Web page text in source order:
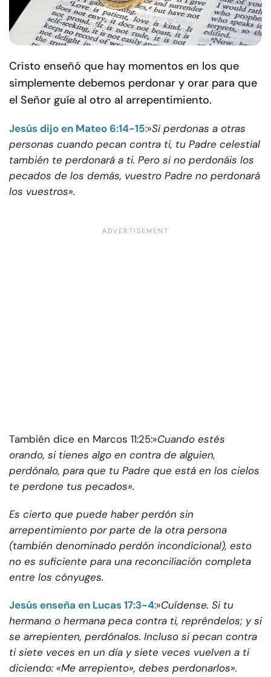
Cristo enseñó que hay momentos en los que
simplemente debemos perdonar y orar para que
el Señor guíe al otro al arrepentimiento.
Jesús dijo en Mateo 6:14-15:»Si perdonas a otras
personas cuando pecan contra ti, tu Padre celestial
también te perdonará a ti. Pero si no perdonáis los
pecados de los demás, vuestro Padre no perdonará
los vuestros».
También dice en Marcos 11:25:»Cuando estés
orando, si tienes algo en contra de alguien,
perdónalo, para que tu Padre que está en los cielos
te perdone tus pecados».
Es cierto que puede haber perdón sin
arrepentimiento por parte de la otra persona
(también denominado perdón incondicional), esto
no es suficiente para una reconciliación completa
entre los cónyuges.
Jesús enseña en Lucas 17:3-4:»Cuídense. Si tu
hermano o hermana peca contra ti, repréndelos; y si
se arrepienten, perdónalos. Incluso si pecan contra
ti siete veces en un día y siete veces vuelven a ti
diciendo: «Me arrepiento», debes perdonarlos».